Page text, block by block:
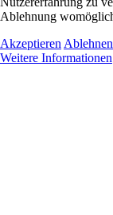
Ablehnung
Akzeptieren Ablehnen
Weitere Informationen